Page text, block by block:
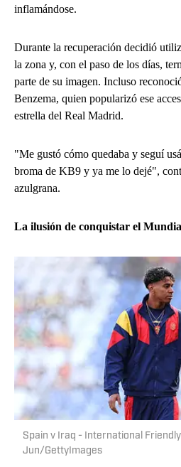
inflamándose.
Durante la recuperación decidió
la zona y, con el paso de los días,
parte de su imagen. Incluso
Benzema, quien popularizó ese
estrella del Real Madrid.
"Me gustó cómo quedaba y seguí
broma de KB9 y ya me lo dejé",
azulgrana.
La ilusión de conquistar el
Spain v Iraq - International
Jun/GettyImages